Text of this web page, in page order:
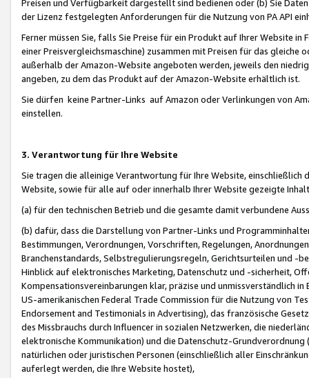
Preisen und Verfügbarkeit dargestellt sind bedienen oder (b) Sie
der Lizenz festgelegten Anforderungen für die Nutzung von PA API
Ferner müssen Sie, falls Sie Preise für ein Produkt auf Ihrer Website
einer Preisvergleichsmaschine) zusammen mit Preisen für das
außerhalb der Amazon-Website angeboten werden, jeweils den
angeben, zu dem das Produkt auf der Amazon-Website erhältlich ist.
Sie dürfen keine Partner-Links auf Amazon oder Verlinkungen von
einstellen.
3. Verantwortung für Ihre Website
Sie tragen die alleinige Verantwortung für Ihre Website,
Website, sowie für alle auf oder innerhalb Ihrer Website gezeigte
(a) für den technischen Betrieb und die gesamte damit verbundene
(b) dafür, dass die Darstellung von Partner-Links und
Bestimmungen, Verordnungen, Vorschriften, Regelungen,
Branchenstandards, Selbstregulierungsregeln, Gerichtsurteilen und -
Hinblick auf elektronisches Marketing, Datenschutz und -sicherheit,
Kompensationsvereinbarungen klar, präzise und unmissverständlich
US-amerikanischen Federal Trade Commission für die Nutzung von
Endorsement and Testimonials in Advertising), das französische
des Missbrauchs durch Influencer in sozialen Netzwerken, die
elektronische Kommunikation) und die Datenschutz-
natürlichen oder juristischen Personen (einschließlich aller
auferlegt werden, die Ihre Website hostet),